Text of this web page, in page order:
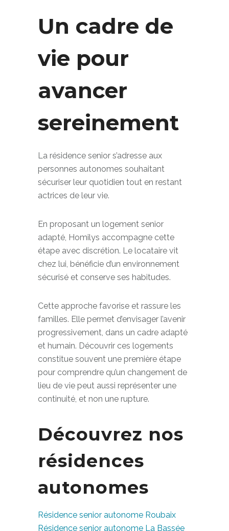
Un cadre de
vie pour
avancer
sereinement
La résidence senior s’adresse aux
personnes autonomes souhaitant
sécuriser leur quotidien tout en restant
En proposant un logement senior
adapté, Homilys accompagne cette
étape avec discrétion. Le locataire vit
chez lui, bénéficie d’un environnement
Cette approche favorise et rassure les
familles. Elle permet d’envisager l’avenir
progressivement, dans un cadre adapté
et humain. Découvrir ces logements
constitue souvent une première étape
pour comprendre qu’un changement de
lieu de vie peut aussi représenter une
Découvrez nos
résidences
autonomes
Résidence senior autonome Roubaix